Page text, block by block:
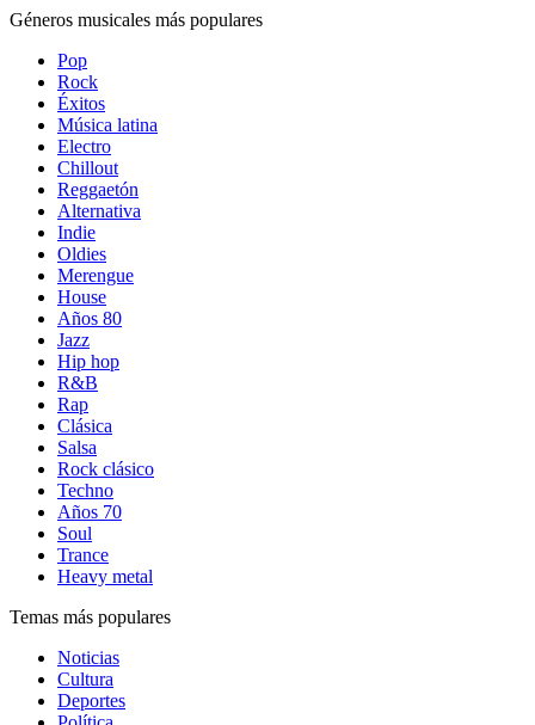
Géneros musicales más populares
Pop
Rock
Éxitos
Música latina
Electro
Chillout
Reggaetón
Alternativa
Indie
Oldies
Merengue
House
Años 80
Jazz
Hip hop
R&B
Rap
Clásica
Salsa
Rock clásico
Techno
Años 70
Soul
Trance
Heavy metal
Temas más populares
Noticias
Cultura
Deportes